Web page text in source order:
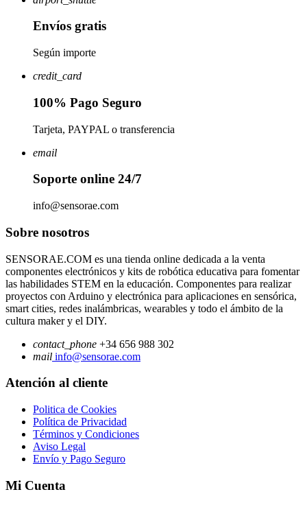
Envíos gratis
Según importe
credit_card
100% Pago Seguro
Tarjeta, PAYPAL o transferencia
email
Soporte online 24/7
info@sensorae.com
Sobre nosotros
SENSORAE.COM es una tienda online dedicada a la venta
componentes electrónicos y kits de robótica educativa para fomentar
las habilidades STEM en la educación. Componentes para realizar
proyectos con Arduino y electrónica para aplicaciones en sensórica,
smart cities, redes inalámbricas, wearables y todo el ámbito de la
cultura maker y el DIY.
contact_phone +34 656 988 302
mail info@sensorae.com
Atención al cliente
Politica de Cookies
Política de Privacidad
Términos y Condiciones
Aviso Legal
Envío y Pago Seguro
Mi Cuenta